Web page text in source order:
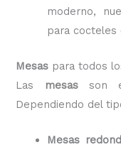
moderno,
para cocteles
Mesas para todos
Las
mesasson
Dependiendo del
Mesas